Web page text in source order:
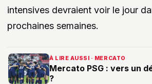
intensives devraient voir le jour
prochaines semaines.
À LIRE AUSSI · MERCATO
Mercato PSG : vers un
?